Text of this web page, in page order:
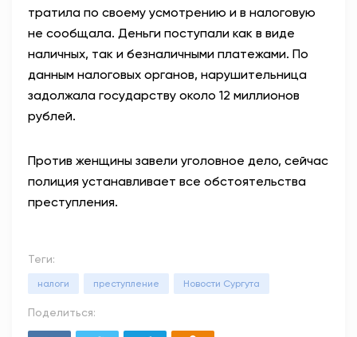
Вход / Регистрация
тратила по своему усмотрению и в налоговую
не сообщала. Деньги поступали как в виде
наличных, так и безналичными платежами. По
данным налоговых органов, нарушительница
задолжала государству около 12 миллионов
рублей.
Против женщины завели уголовное дело, сейчас
полиция устанавливает все обстоятельства
преступления.
Теги:
налоги преступление Новости Сургута
Поделиться: